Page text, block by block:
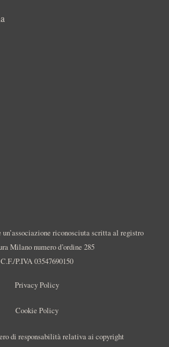
riconosciuta scritta al registro
Milano numero d’ordine 285
C.F./P.IVA 03547690150
Privacy Policy
Cookie Policy
di responsabilità relativa ai copyright